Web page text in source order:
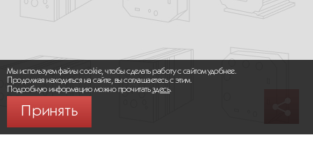
Мы используем файлы cookie, чтобы сделать работу с сайтом удобнее.
Продолжая находиться на сайте, вы соглашаетесь с этим.
Подробную информацию можно прочитатьздесь.
Принять